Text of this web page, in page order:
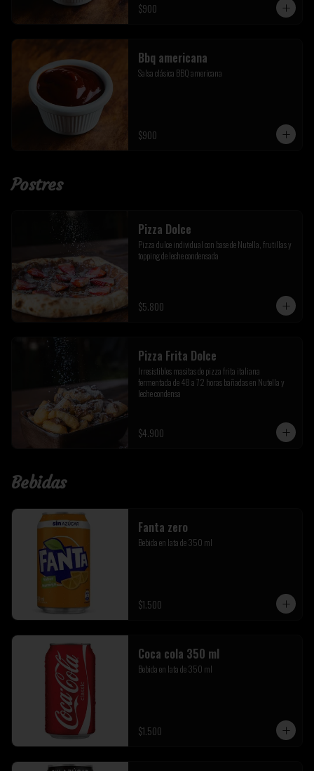
$900
Bbq americana
Salsa clásica BBQ americana
$900
Postres
Pizza Dolce
Pizza dulce individual con base de Nutella, frutillas y
topping de leche condensada
$5.800
Pizza Frita Dolce
Irresistibles masitas de pizza frita italiana
fermentada de 48 a 72 horas bañadas en Nutella y
leche condensa
$4.900
Bebidas
Fanta zero
Bebida en lata de 350 ml
$1.500
Coca cola 350 ml
Bebida en lata de 350 ml
$1.500